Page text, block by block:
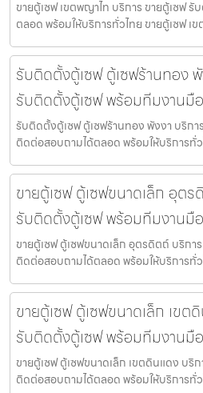
ขายตู้เซฟ เขตพญาไท บริการ ขายตู้เซฟ
ตลอด พร้อมให้บริการทั่วไทย ขายตู้เซฟ เ
รับติดตั้งตู้เซฟ ตู้เซฟร้านทอง
รับติดตั้งตู้เซฟ พร้อมทีมงานมื
รับติดตั้งตู้เซฟ ตู้เซฟร้านทอง พังงา บริก
ติดต่อสอบถามได้ตลอด พร้อมให้บริการทั่
ขายตู้เซฟ ตู้เซฟขนาดเล็ก อุต
รับติดตั้งตู้เซฟ พร้อมทีมงานมื
ขายตู้เซฟ ตู้เซฟขนาดเล็ก อุตรดิตถ์ บริกา
ติดต่อสอบถามได้ตลอด พร้อมให้บริการทั่
ขายตู้เซฟ ตู้เซฟขนาดเล็ก เขต
รับติดตั้งตู้เซฟ พร้อมทีมงานมื
ขายตู้เซฟ ตู้เซฟขนาดเล็ก เขตดินแดง บริ
ติดต่อสอบถามได้ตลอด พร้อมให้บริการทั่